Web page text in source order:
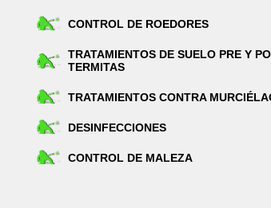
CONTROL DE ROEDORES
TRATAMIENTOS DE SUELO PRE Y
TERMITAS
TRATAMIENTOS CONTRA
DESINFECCIONES
CONTROL DE MALEZA